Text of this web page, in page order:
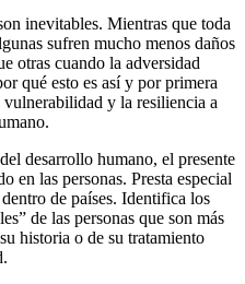
inevitables. Mientras que toda
sufren mucho menos daños
otras cuando la adversidad
qué esto es así y por primera
y la resiliencia a
desarrollo humano, el presente
en las personas. Presta especial
de países. Identifica los
de las personas que son más
historia o de su tratamiento